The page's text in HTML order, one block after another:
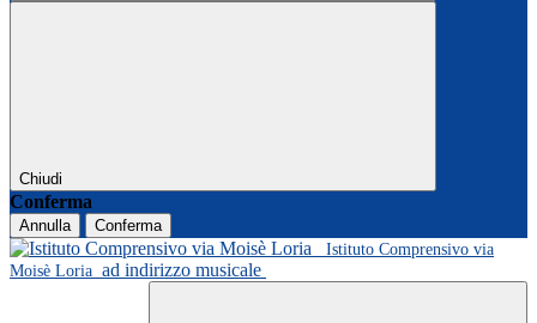
Chiudi
Conferma
Annulla
Conferma
Istituto Comprensivo via
Moisè Loria ad indirizzo musicale